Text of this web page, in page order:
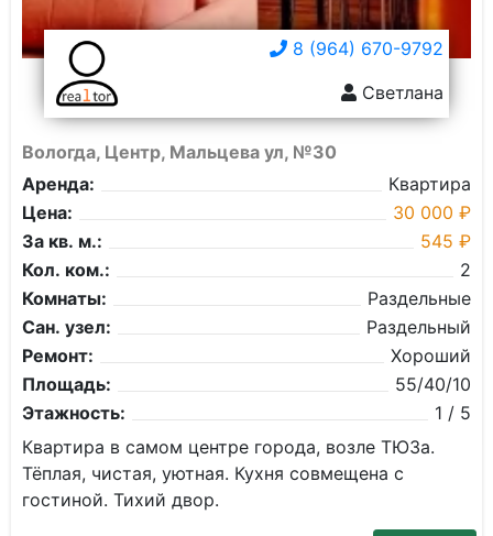
8 (964) 670-9792
Светлана
Вологда, Центр, Мальцева ул, №30
Аренда:
Квартира
Цена:
30 000 ₽
За кв. м.:
545 ₽
Кол. ком.:
2
Комнаты:
Раздельные
Сан. узел:
Раздельный
Ремонт:
Хороший
Площадь:
55/40/10
Этажность:
1 / 5
Квартира в самом центре города, возле ТЮЗа.
Тёплая, чистая, уютная. Кухня совмещена с
гостиной. Тихий двор.